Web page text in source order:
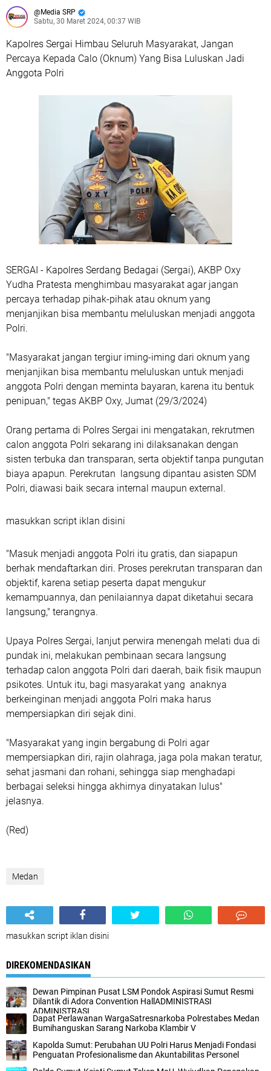
Media SRP
Sabtu, 30 Maret 2024, 00:37 WIB
Kapolres Sergai Himbau Seluruh Masyarakat, Jangan
Percaya Kepada Calo (Oknum) Yang Bisa Luluskan Jadi
Anggota Polri
SERGAI - Kapolres Serdang Bedagai (Sergai), AKBP Oxy
Yudha Pratesta menghimbau masyarakat agar jangan
percaya terhadap pihak-pihak atau oknum yang
menjanjikan bisa membantu meluluskan menjadi anggota
Polri.
"Masyarakat jangan tergiur iming-iming dari oknum yang
menjanjikan bisa membantu meluluskan untuk menjadi
anggota Polri dengan meminta bayaran, karena itu bentuk
penipuan," tegas AKBP Oxy, Jumat (29/3/2024)
Orang pertama di Polres Sergai ini mengatakan, rekrutmen
calon anggota Polri sekarang ini dilaksanakan dengan
sisten terbuka dan transparan, serta objektif tanpa pungutan
biaya apapun. Perekrutan langsung dipantau asisten SDM
Polri, diawasi baik secara internal maupun external.
masukkan script iklan disini
"Masuk menjadi anggota Polri itu gratis, dan siapapun
berhak mendaftarkan diri. Proses perekrutan transparan dan
objektif, karena setiap peserta dapat mengukur
kemampuannya, dan penilaiannya dapat diketahui secara
langsung," terangnya.
Upaya Polres Sergai, lanjut perwira menengah melati dua di
pundak ini, melakukan pembinaan secara langsung
terhadap calon anggota Polri dari daerah, baik fisik maupun
psikotes. Untuk itu, bagi masyarakat yang anaknya
berkeinginan menjadi anggota Polri maka harus
mempersiapkan diri sejak dini.
"Masyarakat yang ingin bergabung di Polri agar
mempersiapkan diri, rajin olahraga, jaga pola makan teratur,
sehat jasmani dan rohani, sehingga siap menghadapi
berbagai seleksi hingga akhirnya dinyatakan lulus"
jelasnya.
(Red)
Medan
masukkan script iklan disini
DIREKOMENDASIKAN
Dewan Pimpinan Pusat LSM Pondok Aspirasi Sumut Resmi
Dilantik di Adora Convention HallADMINISTRASI
ADMINISTRASI
Dapat Perlawanan WargaSatresnarkoba Polrestabes Medan
Bumihanguskan Sarang Narkoba Klambir V
Kapolda Sumut: Perubahan UU Polri Harus Menjadi Fondasi
Penguatan Profesionalisme dan Akuntabilitas Personel